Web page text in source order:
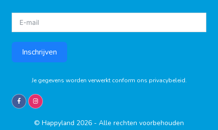
Inschrijven
Je gegevens worden verwerkt conform ons privacybeleid.
© Happyland 2026 - Alle rechten voorbehouden